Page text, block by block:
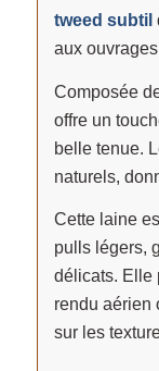
tweed subtil
aux
Composée
offre un
belle tenue.
naturels,
Cette laine
pulls légers,
délicats. Elle
rendu aérien
sur les